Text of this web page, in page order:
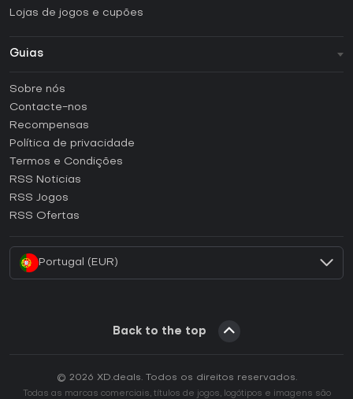
Lojas de jogos e cupões
Guias
Como ativar uma CD Key Steam?
Como ativar uma CD Key Epic Games?
Como ativar uma CD Key GOG?
Como ativar uma CD Key Ubisoft Connect?
Sobre nós
Contacte-nos
Recompensas
Política de privacidade
Termos e Condições
RSS Noticias
RSS Jogos
RSS Ofertas
Portugal (EUR)
Back to the top
© 2026 XD.deals. Todos os direitos reservados.
Todas as marcas comerciais, títulos de jogos, logótipos e imagens são